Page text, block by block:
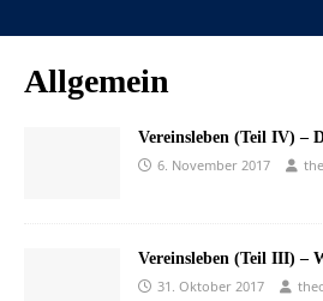
Allgemein
Vereinsleben (Teil IV) –
6. November 2017
Vereinsleben (Teil III) –
31. Oktober 2017